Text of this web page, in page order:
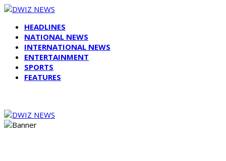
HEADLINES
NATIONAL NEWS
INTERNATIONAL NEWS
ENTERTAINMENT
SPORTS
FEATURES